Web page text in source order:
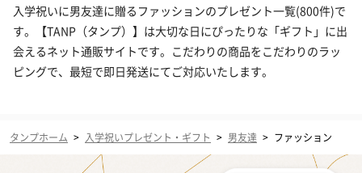
入学祝いに男友達に贈るファッションのプレゼント一覧(800件)で
す。【TANP（タンプ）】は大切な日にぴったりな「ギフト」に出
会えるネット通販サイトです。こだわりの商品をこだわりのラッ
ピングで、最短で即日発送にてご対応いたします。
タンプホーム > 入学祝いプレゼント・ギフト > 男友達 > ファッション